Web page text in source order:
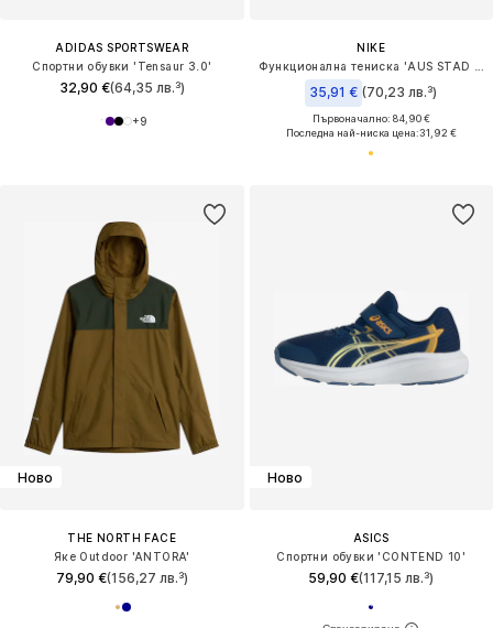
ADIDAS SPORTSWEAR
Спортни обувки 'Tensaur 3.0'
32,90 €(64,35 лв.³)
+9
NIKE
35,91 € (70,23 лв.³)
Първоначално: 84,90 €
Последна най-ниска цена:31,92 €
Ново
THE NORTH FACE
Яке Outdoor 'ANTORA'
79,90 €(156,27 лв.³)
Ново
ASICS
Спортни обувки 'CONTEND 10'
59,90 €(117,15 лв.³)